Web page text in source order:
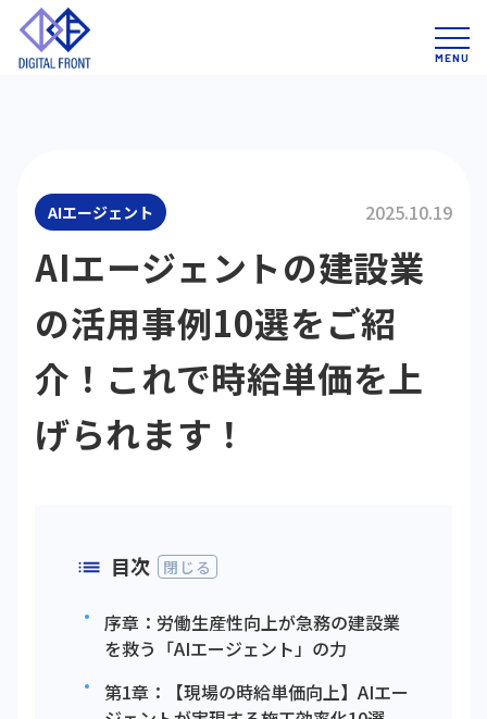
AIエージェント 2025.10.19
AIエージェントの建設業
の活用事例10選をご紹
介！これで時給単価を上
げられます！
閉じる
目次
序章：労働生産性向上が急務の建設業
を救う「AIエージェント」の力
第1章：【現場の時給単価向上】AIエー